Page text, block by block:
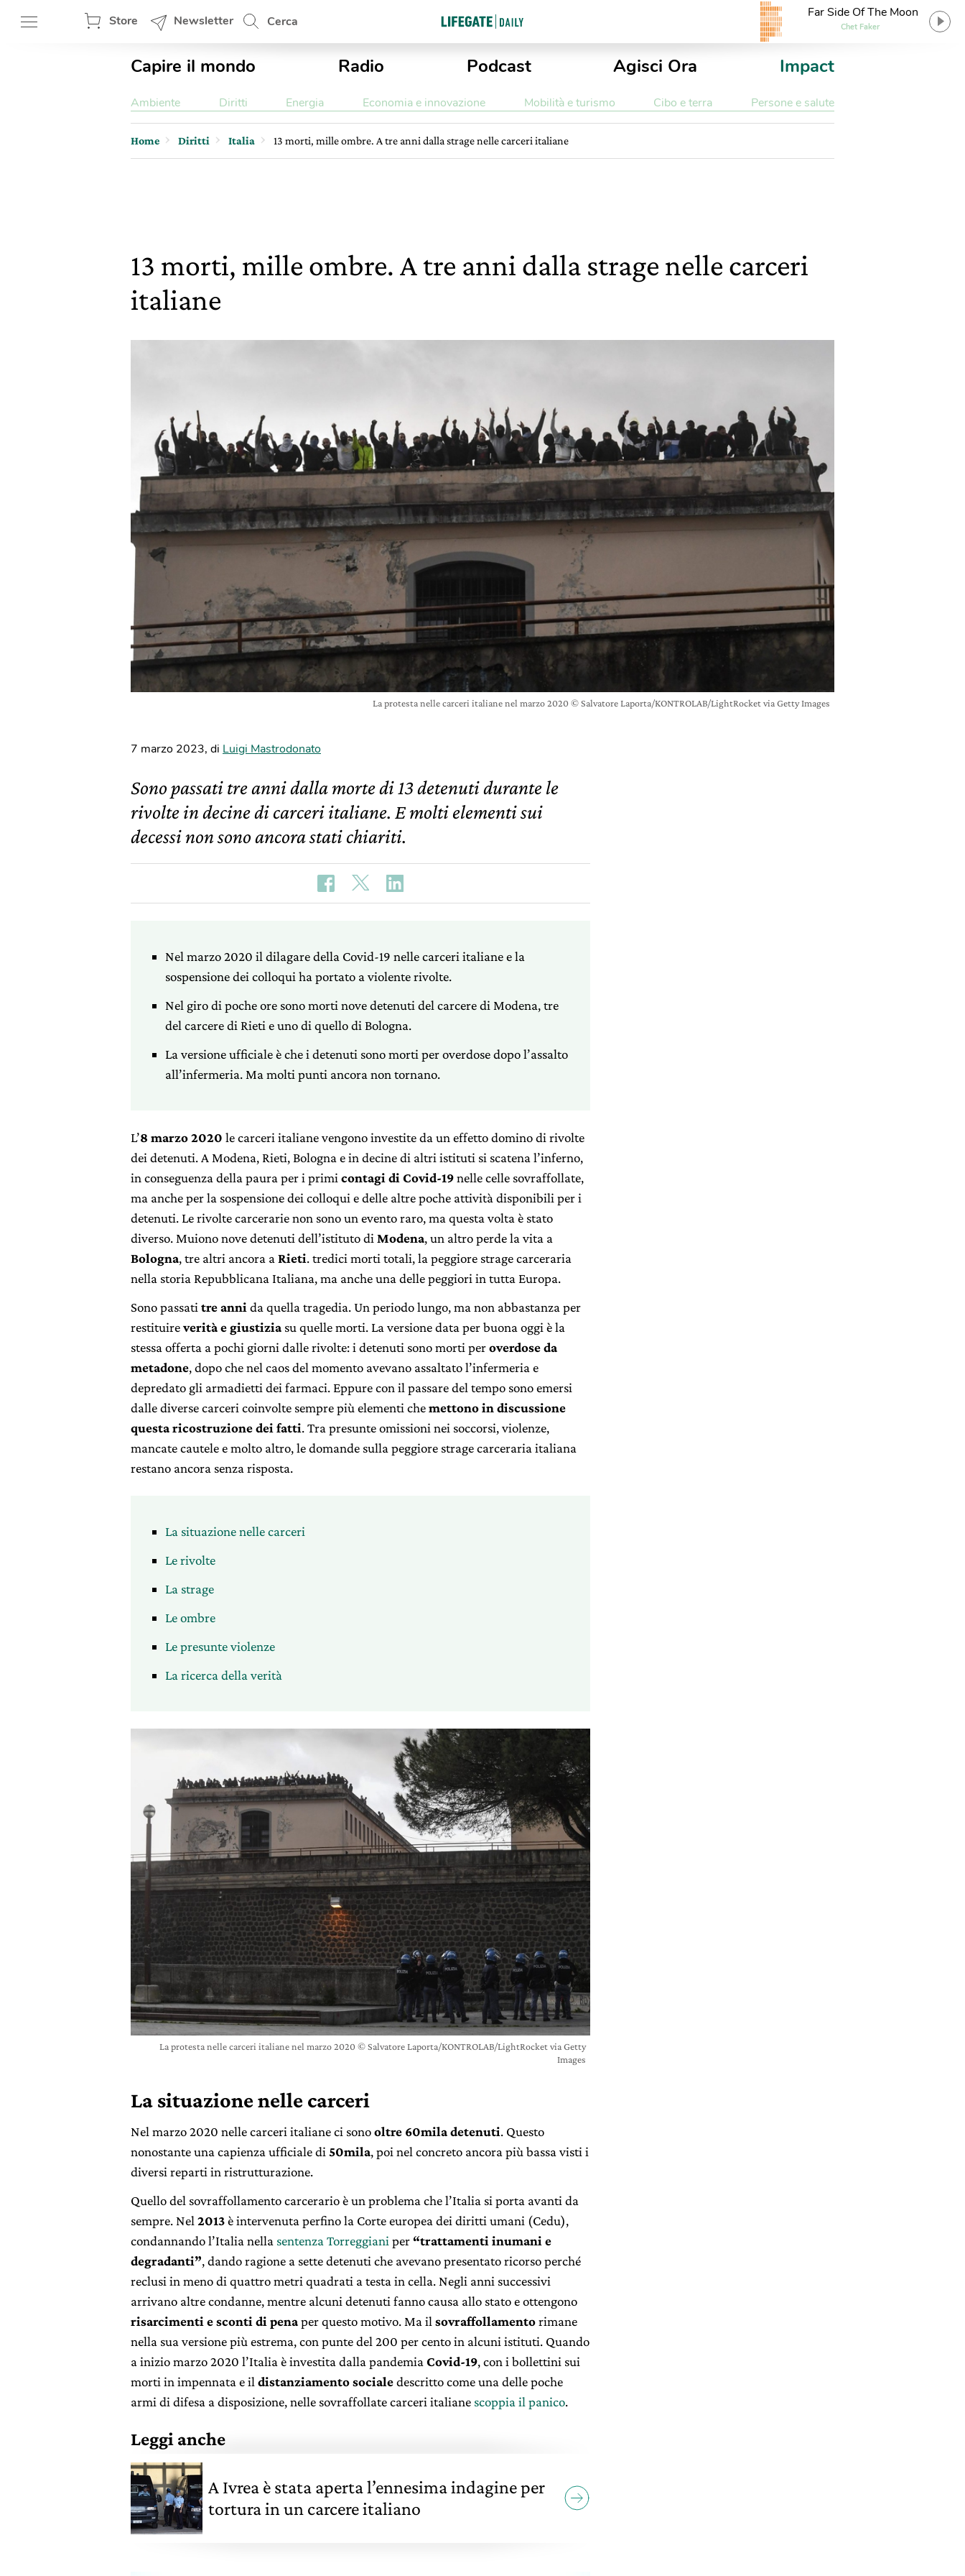
Store Newsletter Cerca
Far Side Of The Moon
Chet Faker
Capire il mondo Radio Podcast Agisci Ora Impact
Ambiente Diritti Energia Economia e innovazione Mobilità e turismo Cibo e terra Persone e salute
Home Diritti Italia 13 morti, mille ombre. A tre anni dalla strage nelle carceri italiane
13 morti, mille ombre. A tre anni dalla strage nelle carceri
italiane
La protesta nelle carceri italiane nel marzo 2020 © Salvatore Laporta/KONTROLAB/LightRocket via Getty Images
7 marzo 2023, di Luigi Mastrodonato
Sono passati tre anni dalla morte di 13 detenuti durante le
rivolte in decine di carceri italiane. E molti elementi sui
decessi non sono ancora stati chiariti.
Nel marzo 2020 il dilagare della Covid-19 nelle carceri italiane e la
sospensione dei colloqui ha portato a violente rivolte.
Nel giro di poche ore sono morti nove detenuti del carcere di Modena, tre
del carcere di Rieti e uno di quello di Bologna.
La versione ufficiale è che i detenuti sono morti per overdose dopo l’assalto
all’infermeria. Ma molti punti ancora non tornano.
L’8 marzo 2020 le carceri italiane vengono investite da un effetto domino di rivolte
dei detenuti. A Modena, Rieti, Bologna e in decine di altri istituti si scatena l’inferno,
in conseguenza della paura per i primi contagi di Covid-19nelle celle sovraffollate,
ma anche per la sospensione dei colloqui e delle altre poche attività disponibili per i
detenuti. Le rivolte carcerarie non sono un evento raro, ma questa volta è stato
diverso. Muiono nove detenuti dell’istituto di Modena, un altro perde la vita a
Bologna, tre altri ancora a Rieti. tredici morti totali, la peggiore strage carceraria
nella storia Repubblicana Italiana, ma anche una delle peggiori in tutta Europa.
Sono passati tre anni da quella tragedia. Un periodo lungo, ma non abbastanza per
restituireverità e giustizia su quelle morti. La versione data per buona oggi è la
stessa offerta a pochi giorni dalle rivolte: i detenuti sono morti peroverdose da
metadone, dopo che nel caos del momento avevano assaltato l’infermeria e
depredato gli armadietti dei farmaci. Eppure con il passare del tempo sono emersi
dalle diverse carceri coinvolte sempre più elementi chemettono in discussione
questa ricostruzione dei fatti. Tra presunte omissioni nei soccorsi, violenze,
mancate cautele e molto altro, le domande sulla peggiore strage carceraria italiana
restano ancora senza risposta.
La situazione nelle carceri
Le rivolte
La strage
Le ombre
Le presunte violenze
La ricerca della verità
La protesta nelle carceri italiane nel marzo 2020 © Salvatore Laporta/KONTROLAB/LightRocket via Getty
Images
La situazione nelle carceri
Nel marzo 2020 nelle carceri italiane ci sonooltre 60mila detenuti. Questo
nonostante una capienza ufficiale di 50mila, poi nel concreto ancora più bassa visti i
diversi reparti in ristrutturazione.
Quello del sovraffollamento carcerario è un problema che l’Italia si porta avanti da
sempre. Nel 2013è intervenuta perfino la Corte europea dei diritti umani (Cedu),
condannando l’Italia nella sentenza Torreggiani per “trattamenti inumani e
degradanti”, dando ragione a sette detenuti che avevano presentato ricorso perché
reclusi in meno di quattro metri quadrati a testa in cella. Negli anni successivi
arrivano altre condanne, mentre alcuni detenuti fanno causa allo stato e ottengono
risarcimenti e sconti di penaper questo motivo. Ma il sovraffollamentorimane
nella sua versione più estrema, con punte del 200 per cento in alcuni istituti. Quando
a inizio marzo 2020 l’Italia è investita dalla pandemia Covid-19, con i bollettini sui
morti in impennata e il distanziamento socialedescritto come una delle poche
armi di difesa a disposizione, nelle sovraffollate carceri italiane scoppia il panico.
Leggi anche
A Ivrea è stata aperta l’ennesima indagine per
tortura in un carcere italiano